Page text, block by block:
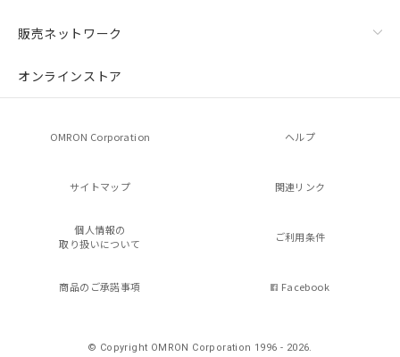
販売ネットワーク
オンラインストア
OMRON Corporation ヘルプ
サイトマップ 関連リンク
個人情報の
取り扱いについて
ご利用条件
商品のご承諾事項 Facebook
© Copyright OMRON Corporation 1996 - 2026.